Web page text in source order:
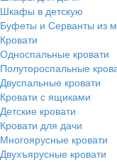
Шкафы в детскую
Буфеты и Серванты из
Кровати
Односпальные кровати
Полутороспальные
Двуспальные кровати
Кровати с ящиками
Детские кровати
Кровати для дачи
Многоярусные кровати
Двухъярусные кровати